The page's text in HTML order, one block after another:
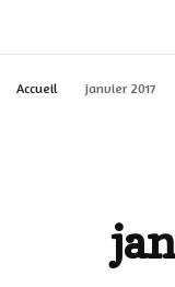
Accueil janvier 2017